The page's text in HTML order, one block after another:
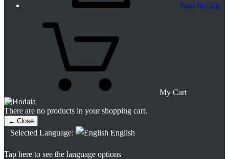
Sign In / Up
My Cart
There are no products in your shopping cart.
← Close
Selected Language: English
Tap here to see the language options